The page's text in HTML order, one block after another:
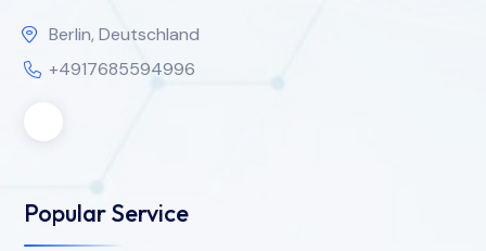
Berlin, Deutschland
+4917685594996
Popular Service